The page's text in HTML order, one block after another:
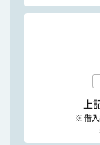
上
※ 借入